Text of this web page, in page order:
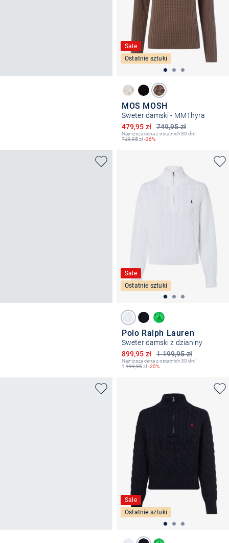
Sale
Ostatnie sztuki
MOS MOSH
Sweter damski - MMThyra
749,95 zł
Obniżona cena
479,95 zł
Najniższa cena z ostatnich 30 dni:
749,95zł-36%
Sale
Ostatnie sztuki
Polo Ralph Lauren
Sweter damski z dzianiny
1 199,95 zł
Obniżona cena
899,95 zł
Najniższa cena z ostatnich 30 dni:
1 199,95zł-25%
Sale
Ostatnie sztuki